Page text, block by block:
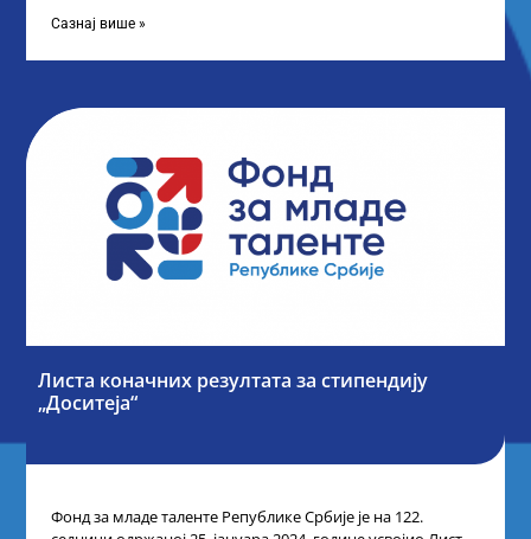
Сазнај више »
Листа коначних резултата за стипендију
„Доситеја“
Фонд за младе таленте Републике Србије је на 122.